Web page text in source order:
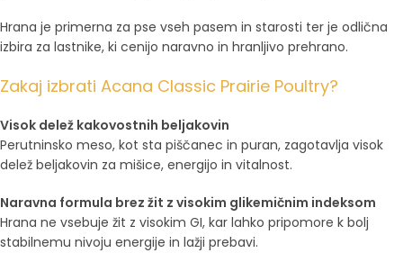
Hrana je primerna za pse vseh pasem in starosti ter je odlična
izbira za lastnike, ki cenijo naravno in hranljivo prehrano.
Zakaj izbrati Acana Classic Prairie Poultry?
Visok delež kakovostnih beljakovin
Perutninsko meso, kot sta piščanec in puran, zagotavlja visok
delež beljakovin za mišice, energijo in vitalnost.
Naravna formula brez žit z visokim glikemičnim indeksom
Hrana ne vsebuje žit z visokim GI, kar lahko pripomore k bolj
stabilnemu nivoju energije in lažji prebavi.